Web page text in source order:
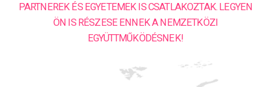
PARTNEREK ÉS EGYETEMEK IS CSATLAKOZTAK. LEGYEN
ÖN IS RÉSZESE ENNEK A NEMZETKÖZI
EGYÜTTMŰKÖDÉSNEK!